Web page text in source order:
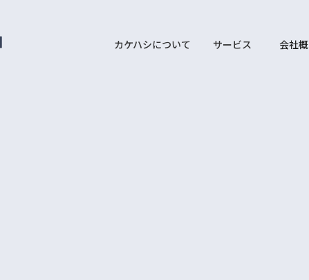
カケハシについて サービス 会社